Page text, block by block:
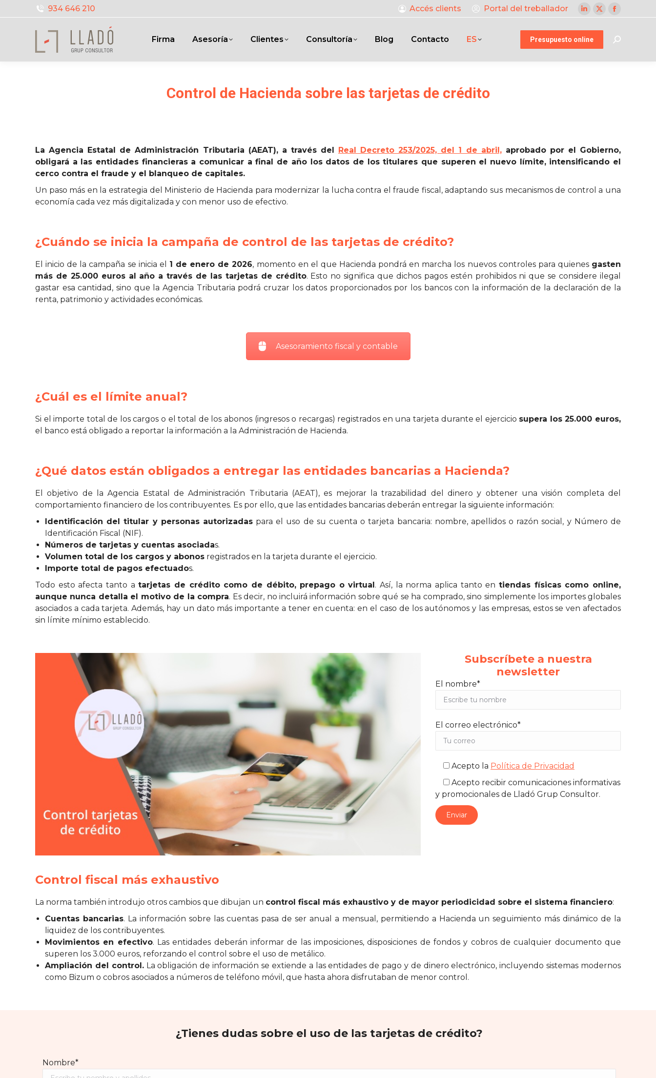
934 646 210 Accés clients Portal del treballador
Linkedin
opens
X
opens
Facebook
opens
Firma Asesoría Clientes Consultoría Blog Contacto ES Presupuesto online Buscar:
Control de Hacienda sobre las tarjetas de crédito
La Agencia Estatal de Administración Tributaria (AEAT), a través del Real Decreto 253/2025, del 1 de abril,aprobado por el Gobierno,
obligará a las entidades financieras a comunicar a final de año los datos de los titulares que superen el nuevo límite, intensificando el
cerco contra el fraude y el blanqueo de capitales.
Un paso más en la estrategia del Ministerio de Hacienda para modernizar la lucha contra el fraude fiscal, adaptando sus mecanismos de control a una
economía cada vez más digitalizada y con menor uso de efectivo.
¿Cuándo se inicia la campaña de control de las tarjetas de crédito?
El inicio de la campaña se inicia el 1 de enero de 2026, momento en el que Hacienda pondrá en marcha los nuevos controles para quienes gasten
más de 25.000 euros al año a través de las tarjetas de crédito. Esto no significa que dichos pagos estén prohibidos ni que se considere ilegal
gastar esa cantidad, sino que la Agencia Tributaria podrá cruzar los datos proporcionados por los bancos con la información de la declaración de la
renta, patrimonio y actividades económicas.
Asesoramiento fiscal y contable
¿Cuál es el límite anual?
Si el importe total de los cargos o el total de los abonos (ingresos o recargas) registrados en una tarjeta durante el ejercicio supera los 25.000 euros,
el banco está obligado a reportar la información a la Administración de Hacienda.
¿Qué datos están obligados a entregar las entidades bancarias a Hacienda?
El objetivo de la Agencia Estatal de Administración Tributaria (AEAT), es mejorar la trazabilidad del dinero y obtener una visión completa del
comportamiento financiero de los contribuyentes. Es por ello, que las entidades bancarias deberán entregar la siguiente información:
Identificación del titular y personas autorizadaspara el uso de su cuenta o tarjeta bancaria: nombre, apellidos o razón social, y Número de
Identificación Fiscal (NIF).
Números de tarjetas y cuentas asociadas.
Volumen total de los cargos y abonos registrados en la tarjeta durante el ejercicio.
Importe total de pagos efectuados.
Todo esto afecta tanto atarjetas de crédito como de débito, prepago o virtual. Así, la norma aplica tanto entiendas físicas como online,
aunque nunca detalla el motivo de la compra. Es decir, no incluirá información sobre qué se ha comprado, sino simplemente los importes globales
asociados a cada tarjeta. Además, hay un dato más importante a tener en cuenta: en el caso de los autónomos y las empresas, estos se ven afectados
sin límite mínimo establecido.
Subscríbete a nuestra
newsletter
El nombre*
El correo electrónico*
Acepto la Política de Privacidad
Acepto recibir comunicaciones informativas
y promocionales de Lladó Grup Consultor.
Control fiscal más exhaustivo
La norma también introdujo otros cambios que dibujan un control fiscal más exhaustivo y de mayor periodicidad sobre el sistema financiero:
Cuentas bancarias. La información sobre las cuentas pasa de ser anual a mensual, permitiendo a Hacienda un seguimiento más dinámico de la
liquidez de los contribuyentes.
Movimientos en efectivo. Las entidades deberán informar de las imposiciones, disposiciones de fondos y cobros de cualquier documento que
superen los 3.000 euros, reforzando el control sobre el uso de metálico.
Ampliación del control.La obligación de información se extiende a las entidades de pago y de dinero electrónico, incluyendo sistemas modernos
como Bizum o cobros asociados a números de teléfono móvil, que hasta ahora disfrutaban de menor control.
¿Tienes dudas sobre el uso de las tarjetas de crédito?
Nombre*